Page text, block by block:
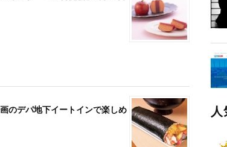
のデパ地下イートインで楽しめ
人